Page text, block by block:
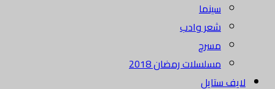
سينما
شعر وادب
مسرح
مسلسلات رمضان 2018
لايف ستايل